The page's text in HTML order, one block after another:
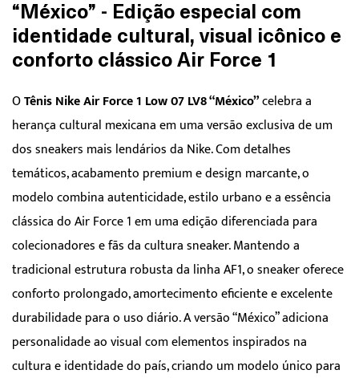
“México” - Edição especial com
identidade cultural, visual icônico e
conforto clássico Air Force 1
OTênis Nike Air Force 1 Low 07 LV8 “México”celebra a
herança cultural mexicana em uma versão exclusiva de um
dos sneakers mais lendários da Nike. Com detalhes
temáticos, acabamento premium e design marcante, o
modelo combina autenticidade, estilo urbano e a essência
clássica do Air Force 1 em uma edição diferenciada para
colecionadores e fãs da cultura sneaker. Mantendo a
tradicional estrutura robusta da linha AF1, o sneaker oferece
conforto prolongado, amortecimento eficiente e excelente
durabilidade para o uso diário. A versão “México” adiciona
personalidade ao visual com elementos inspirados na
cultura e identidade do país, criando um modelo único para